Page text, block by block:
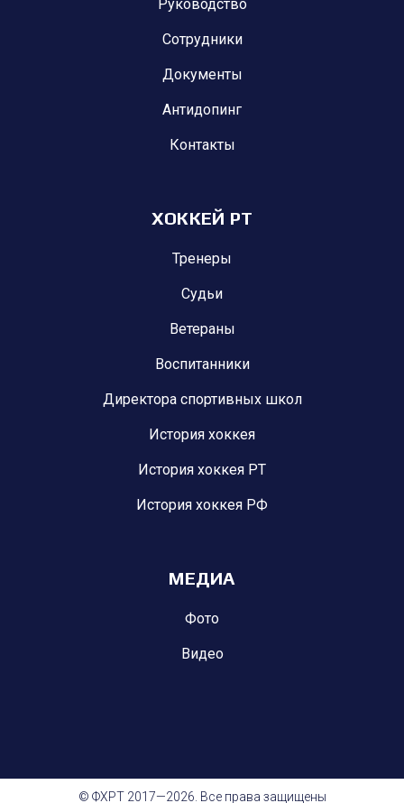
Руководство
Сотрудники
Документы
Антидопинг
Контакты
ХОККЕЙ РТ
Тренеры
Судьи
Ветераны
Воспитанники
Директора спортивных школ
История хоккея
История хоккея РТ
История хоккея РФ
МЕДИА
Фото
Видео
© ФХРТ 2017—2026. Все права защищены